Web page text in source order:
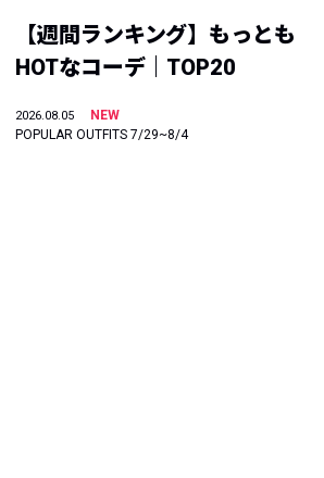
【週間ランキング】もっとも
HOTなコーデ｜TOP20
2026.08.05
NEW
POPULAR OUTFITS 7/29~8/4